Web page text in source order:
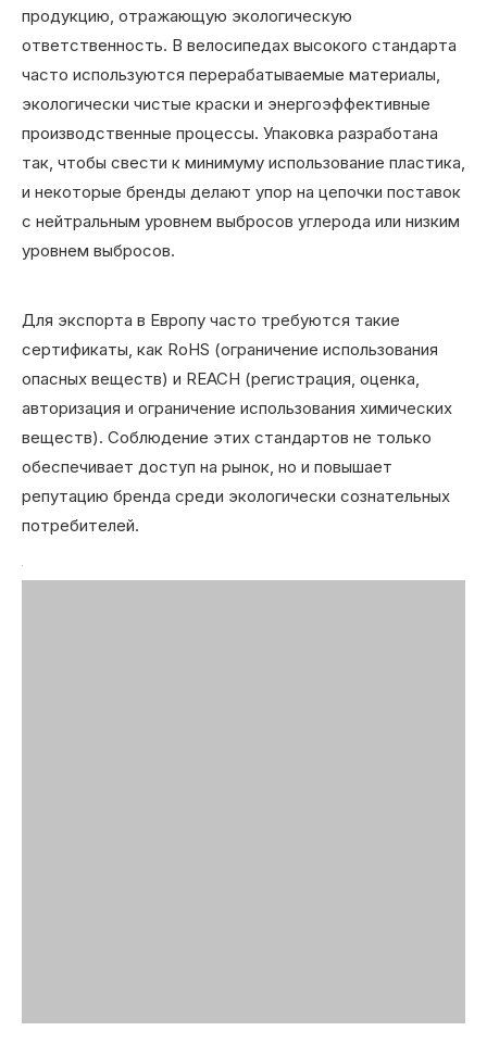
продукцию, отражающую экологическую
ответственность. В велосипедах высокого стандарта
часто используются перерабатываемые материалы,
экологически чистые краски и энергоэффективные
производственные процессы. Упаковка разработана
так, чтобы свести к минимуму использование пластика,
и некоторые бренды делают упор на цепочки поставок
с нейтральным уровнем выбросов углерода или низким
уровнем выбросов.
Для экспорта в Европу часто требуются такие
сертификаты, как RoHS (ограничение использования
опасных веществ) и REACH (регистрация, оценка,
авторизация и ограничение использования химических
веществ). Соблюдение этих стандартов не только
обеспечивает доступ на рынок, но и повышает
репутацию бренда среди экологически сознательных
потребителей.